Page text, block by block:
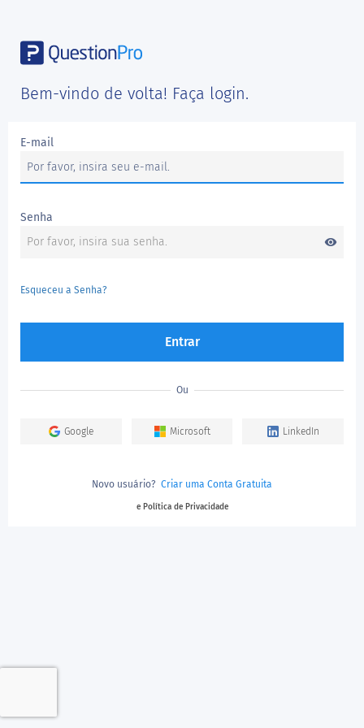
Bem-vindo de volta! Faça login.
E-mail
Senha
visibility
Esqueceu a Senha?
Entrar
Ou
Google Microsoft LinkedIn
Novo usuário? Criar uma Conta Gratuita
e Política de Privacidade